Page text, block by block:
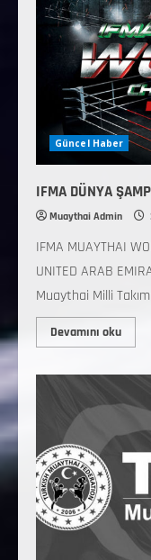
Güncel Haber
IFMA DÜNYA
Muaythai Admin
IFMA MUAYTHAI
UNITED ARAB
Muaythai Milli
Devamını oku